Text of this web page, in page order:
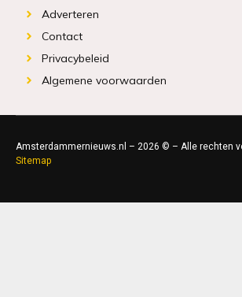
Adverteren
Contact
Privacybeleid
Algemene voorwaarden
Amsterdammernieuws.nl – 2026 © – Alle rechten
Sitemap